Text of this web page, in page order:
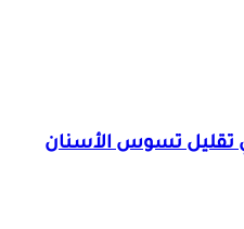
تقليل تسوس الأسنان